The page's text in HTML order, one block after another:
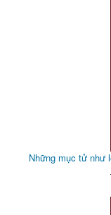
Những mục tử như